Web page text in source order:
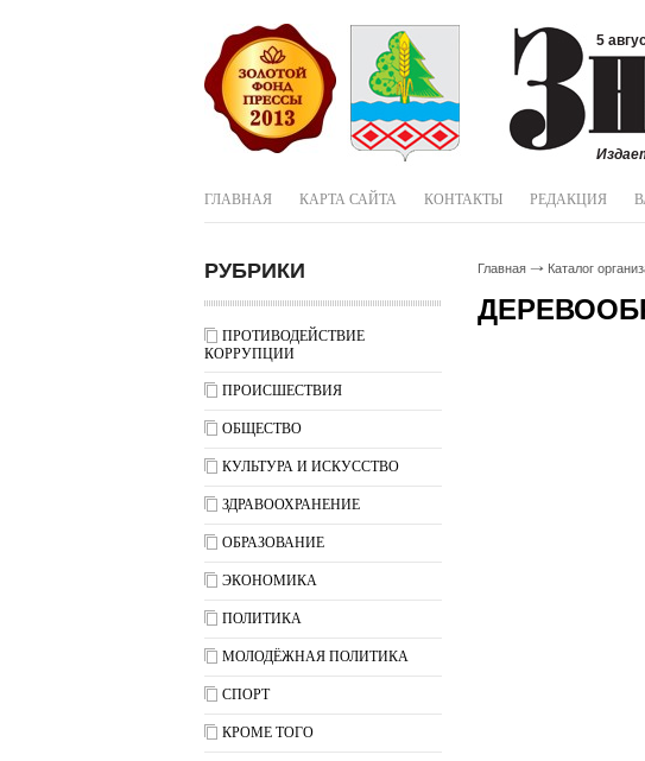
5
ГЛАВНАЯ КАРТА САЙТА КОНТАКТЫ РЕДАКЦИЯ
РУБРИКИ
ПРОТИВОДЕЙСТВИЕ
КОРРУПЦИИ
ПРОИСШЕСТВИЯ
ОБЩЕСТВО
КУЛЬТУРА И ИСКУССТВО
ЗДРАВООХРАНЕНИЕ
ОБРАЗОВАНИЕ
ЭКОНОМИКА
ПОЛИТИКА
МОЛОДЁЖНАЯ ПОЛИТИКА
СПОРТ
КРОМЕ ТОГО
Главная Каталог